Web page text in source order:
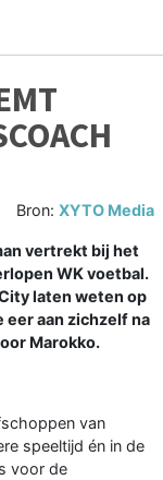
Bron: XYTO Media
vertrekt bij het
WK voetbal.
laten weten op
eer aan zichzelf na
Marokko.
van
speeltijd én in de
voor de